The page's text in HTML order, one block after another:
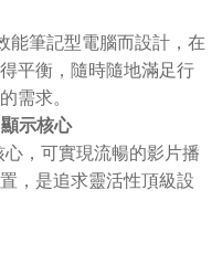
能筆記型電腦而設計，在
平衡，隨時隨地滿足行
需求。
顯示核心
，可實現流暢的影片播
，是追求靈活性頂級設